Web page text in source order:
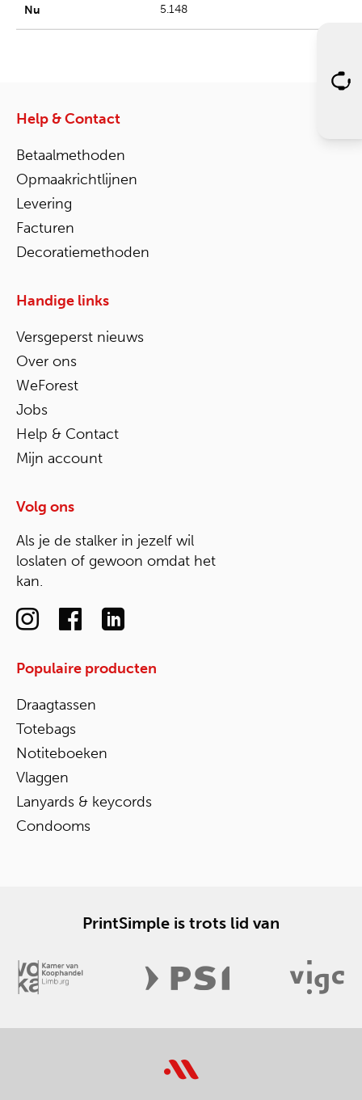
5.148
Help & Contact
Betaalmethoden
Opmaakrichtlijnen
Levering
Facturen
Decoratiemethoden
Handige links
Versgeperst nieuws
Over ons
WeForest
Jobs
Help & Contact
Mijn account
Volg ons
Als je de stalker in jezelf wil
loslaten of gewoon omdat het
kan.
Populaire producten
Draagtassen
Totebags
Notiteboeken
Vlaggen
Lanyards & keycords
Condooms
PrintSimple is trots lid van